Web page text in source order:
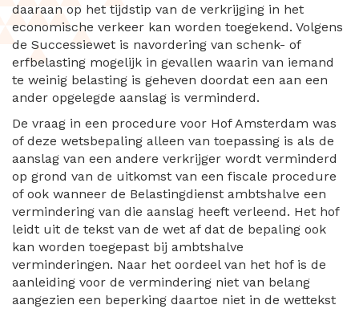
daaraan op het tijdstip van de verkrijging in het
economische verkeer kan worden toegekend. Volgens
de Successiewet is navordering van schenk- of
erfbelasting mogelijk in gevallen waarin van iemand
te weinig belasting is geheven doordat een aan een
ander opgelegde aanslag is verminderd.
De vraag in een procedure voor Hof Amsterdam was
of deze wetsbepaling alleen van toepassing is als de
aanslag van een andere verkrijger wordt verminderd
op grond van de uitkomst van een fiscale procedure
of ook wanneer de Belastingdienst ambtshalve een
vermindering van die aanslag heeft verleend. Het hof
leidt uit de tekst van de wet af dat de bepaling ook
kan worden toegepast bij ambtshalve
verminderingen. Naar het oordeel van het hof is de
aanleiding voor de vermindering niet van belang
aangezien een beperking daartoe niet in de wettekst